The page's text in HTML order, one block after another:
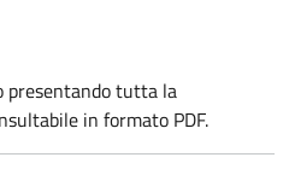
presentando tutta la
in formato PDF.